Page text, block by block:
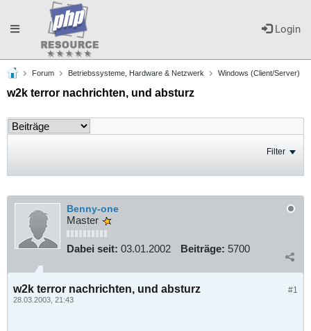
Login
Toggle
navigation
Forum Betriebssysteme, Hardware & Netzwerk Windows (Client/Server)
w2k terror nachrichten, und absturz
Filter
Benny-one
Master
Dabei seit: 03.01.2002 Beiträge: 5700
#1
w2k terror nachrichten, und absturz
28.03.2003, 21:43